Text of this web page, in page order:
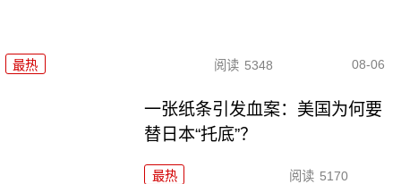
最热 阅读 5348 08-06
一张纸条引发血案：美国为何要
替日本“托底”？
最热 阅读 5170